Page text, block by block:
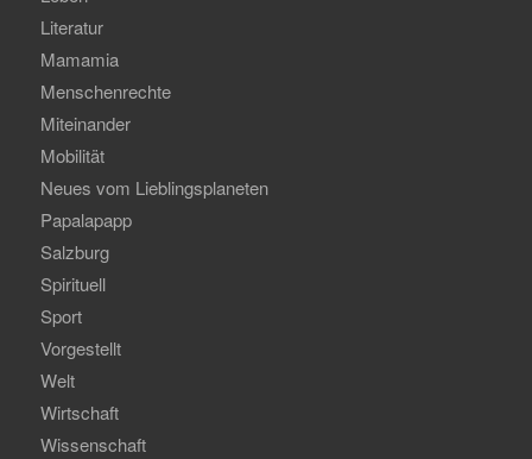
Literatur
Mamamia
Menschenrechte
Miteinander
Mobilität
Neues vom Lieblingsplaneten
Papalapapp
Salzburg
Spirituell
Sport
Vorgestellt
Welt
Wirtschaft
Wissenschaft